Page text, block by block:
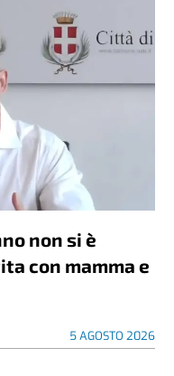
non si è
con mamma e
5 AGOSTO 2026